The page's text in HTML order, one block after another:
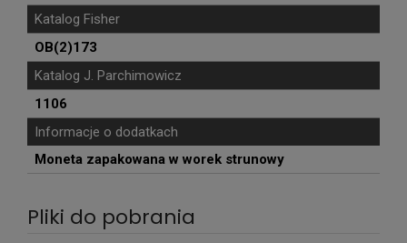
Katalog Fisher
OB(2)173
Katalog J. Parchimowicz
1106
Informacje o dodatkach
Moneta zapakowana w worek strunowy
Pliki do pobrania